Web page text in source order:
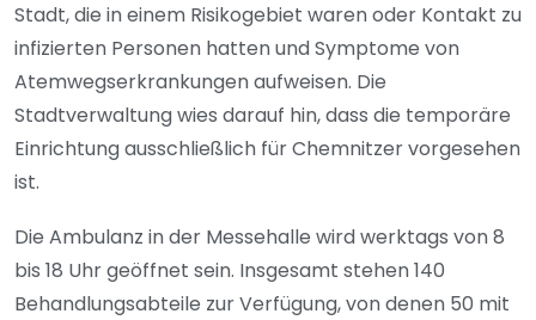
Stadt, die in einem Risikogebiet waren oder Kontakt zu
infizierten Personen hatten und Symptome von
Atemwegserkrankungen aufweisen. Die
Stadtverwaltung wies darauf hin, dass die temporäre
Einrichtung ausschließlich für Chemnitzer vorgesehen
ist.
Die Ambulanz in der Messehalle wird werktags von 8
bis 18 Uhr geöffnet sein. Insgesamt stehen 140
Behandlungsabteile zur Verfügung, von denen 50 mit